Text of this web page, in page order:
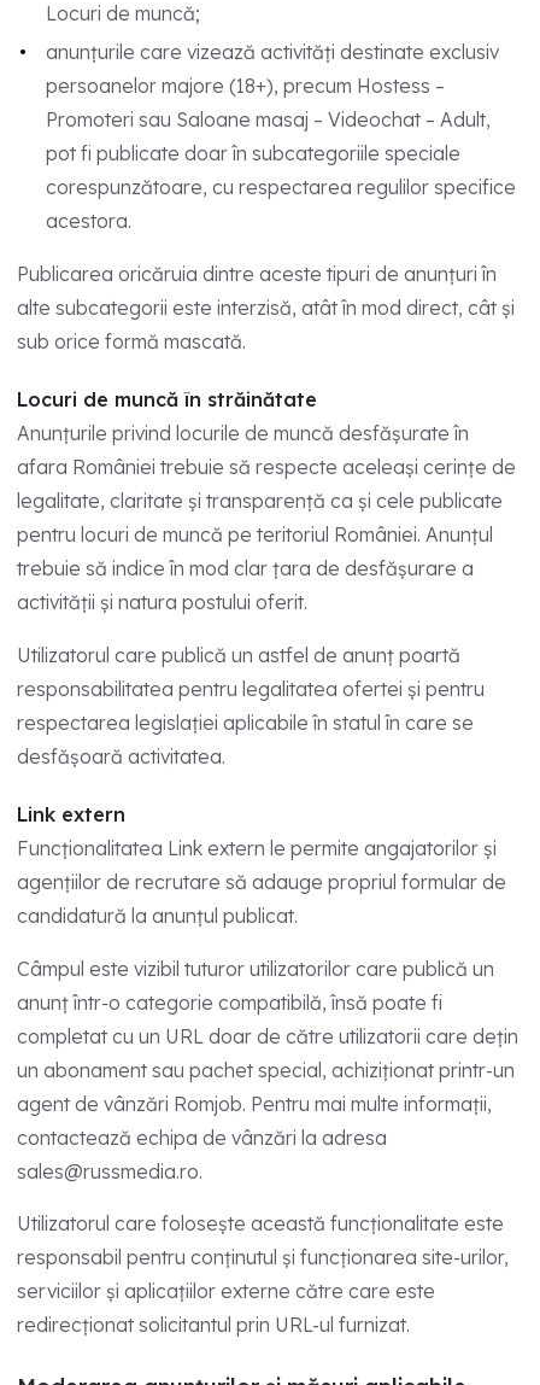
Locuri de muncă;
anunțurile care vizează activități destinate exclusiv
persoanelor majore (18+), precum Hostess –
Promoteri sau Saloane masaj – Videochat – Adult,
pot fi publicate doar în subcategoriile speciale
corespunzătoare, cu respectarea regulilor specifice
acestora.
Publicarea oricăruia dintre aceste tipuri de anunțuri în
alte subcategorii este interzisă, atât în mod direct, cât și
sub orice formă mascată.
Locuri de muncă în străinătate
Anunțurile privind locurile de muncă desfășurate în
afara României trebuie să respecte aceleași cerințe de
legalitate, claritate și transparență ca și cele publicate
pentru locuri de muncă pe teritoriul României. Anunțul
trebuie să indice în mod clar țara de desfășurare a
activității și natura postului oferit.
Utilizatorul care publică un astfel de anunț poartă
responsabilitatea pentru legalitatea ofertei și pentru
respectarea legislației aplicabile în statul în care se
desfășoară activitatea.
Link extern
Funcționalitatea Link extern le permite angajatorilor și
agențiilor de recrutare să adauge propriul formular de
candidatură la anunțul publicat.
Câmpul este vizibil tuturor utilizatorilor care publică un
anunț într-o categorie compatibilă, însă poate fi
completat cu un URL doar de către utilizatorii care dețin
un abonament sau pachet special, achiziționat printr-un
agent de vânzări Romjob. Pentru mai multe informații,
contactează echipa de vânzări la adresa
sales@russmedia.ro.
Utilizatorul care folosește această funcționalitate este
responsabil pentru conținutul și funcționarea site-urilor,
serviciilor și aplicațiilor externe către care este
redirecționat solicitantul prin URL-ul furnizat.